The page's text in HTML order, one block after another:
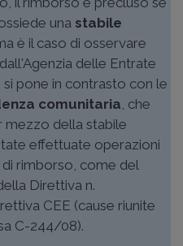
una stabile
è il caso di osservare
delle Entrate
si pone in contrasto con le
comunitaria, che
mezzo della stabile
effettuate operazioni
rimborso, come del
Direttiva n.
CEE (cause riunite
C-244/08).